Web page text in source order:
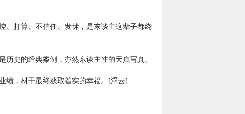
、打算、不信任、发怵，是东谈主这辈子都绕
史的经典案例，亦然东谈主性的天真写真。
绩，材干最终获取着实的幸福。[浮云]